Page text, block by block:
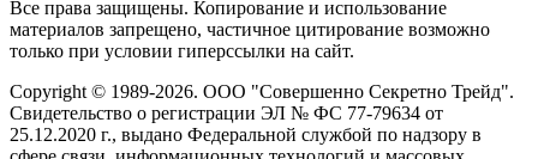
Все права защищены. Копирование и использование
материалов запрещено, частичное цитирование возможно
только при условии гиперссылки на сайт.
Copyright © 1989-2026. ООО "Совершенно Секретно Трейд".
Свидетельство о регистрации ЭЛ № ФС 77-79634 от
25.12.2020 г., выдано Федеральной службой по надзору в